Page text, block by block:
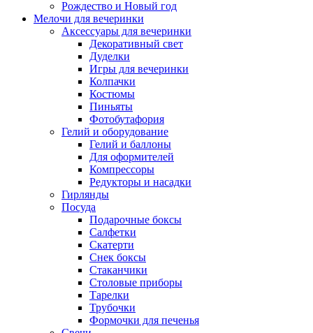
Рождество и Новый год
Мелочи для вечеринки
Аксессуары для вечеринки
Декоративный свет
Дуделки
Игры для вечеринки
Колпачки
Костюмы
Пиньяты
Фотобутафория
Гелий и оборудование
Гелий и баллоны
Для оформителей
Компрессоры
Редукторы и насадки
Гирлянды
Посуда
Подарочные боксы
Салфетки
Скатерти
Снек боксы
Стаканчики
Столовые приборы
Тарелки
Трубочки
Формочки для печенья